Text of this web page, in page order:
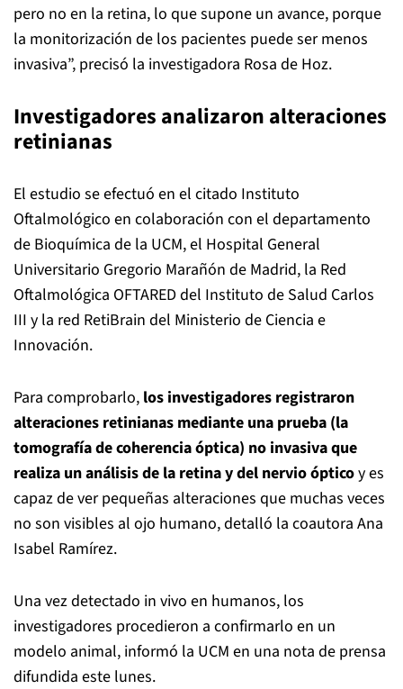
pero no en la retina, lo que supone un avance, porque
la monitorización de los pacientes puede ser menos
invasiva”, precisó la investigadora Rosa de Hoz.
Investigadores analizaron alteraciones
retinianas
El estudio se efectuó en el citado Instituto
Oftalmológico en colaboración con el departamento
de Bioquímica de la UCM, el Hospital General
Universitario Gregorio Marañón de Madrid, la Red
Oftalmológica OFTARED del Instituto de Salud Carlos
III y la red RetiBrain del Ministerio de Ciencia e
Innovación.
Para comprobarlo, los investigadores registraron
alteraciones retinianas mediante una prueba (la
tomografía de coherencia óptica) no invasiva que
realiza un análisis de la retina y del nervio ópticoy es
capaz de ver pequeñas alteraciones que muchas veces
no son visibles al ojo humano, detalló la coautora Ana
Isabel Ramírez.
Una vez detectado in vivo en humanos, los
investigadores procedieron a confirmarlo en un
modelo animal, informó la UCM en una nota de prensa
difundida este lunes.